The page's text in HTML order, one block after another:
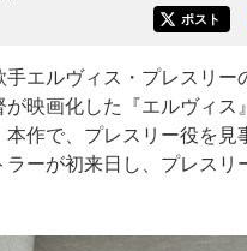
ポスト
エルヴィス・プレスリー
が映画化した『エルヴィス
本作で、プレスリー役を見
ラーが初来日し、プレスリ